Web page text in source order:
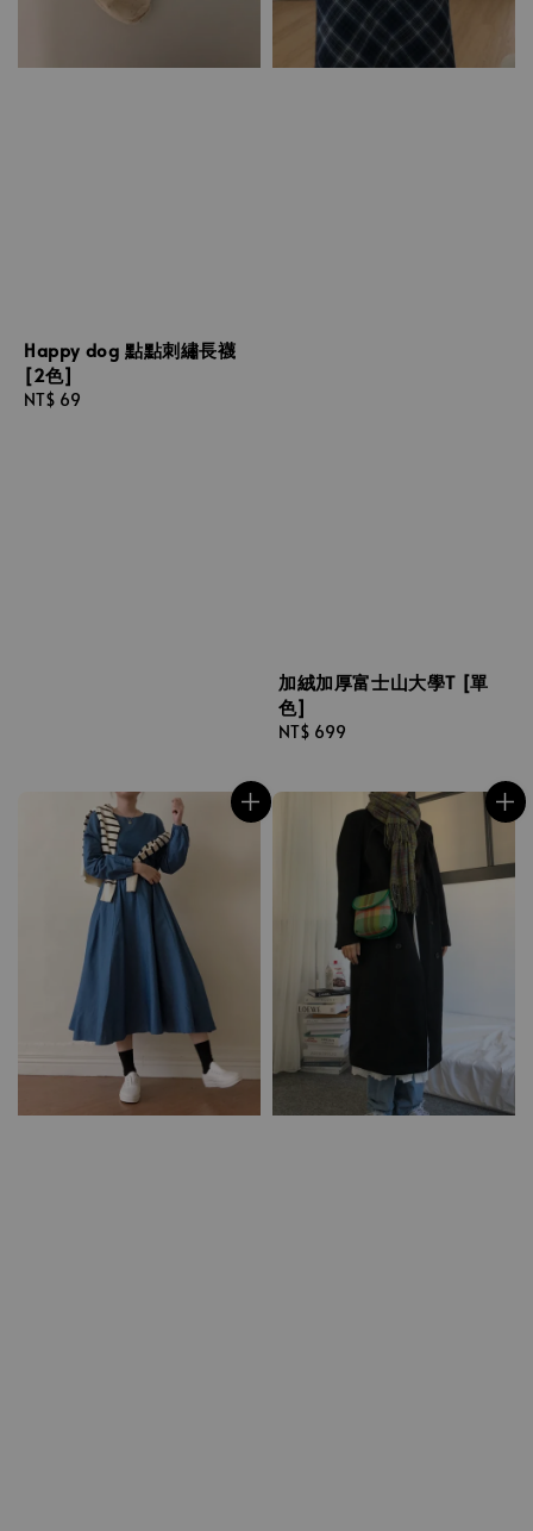
Happy dog 點點刺繡長襪
[2色]
Regular
NT$ 69
加絨加厚富士山大學T [單
色]
Regular
NT$ 699